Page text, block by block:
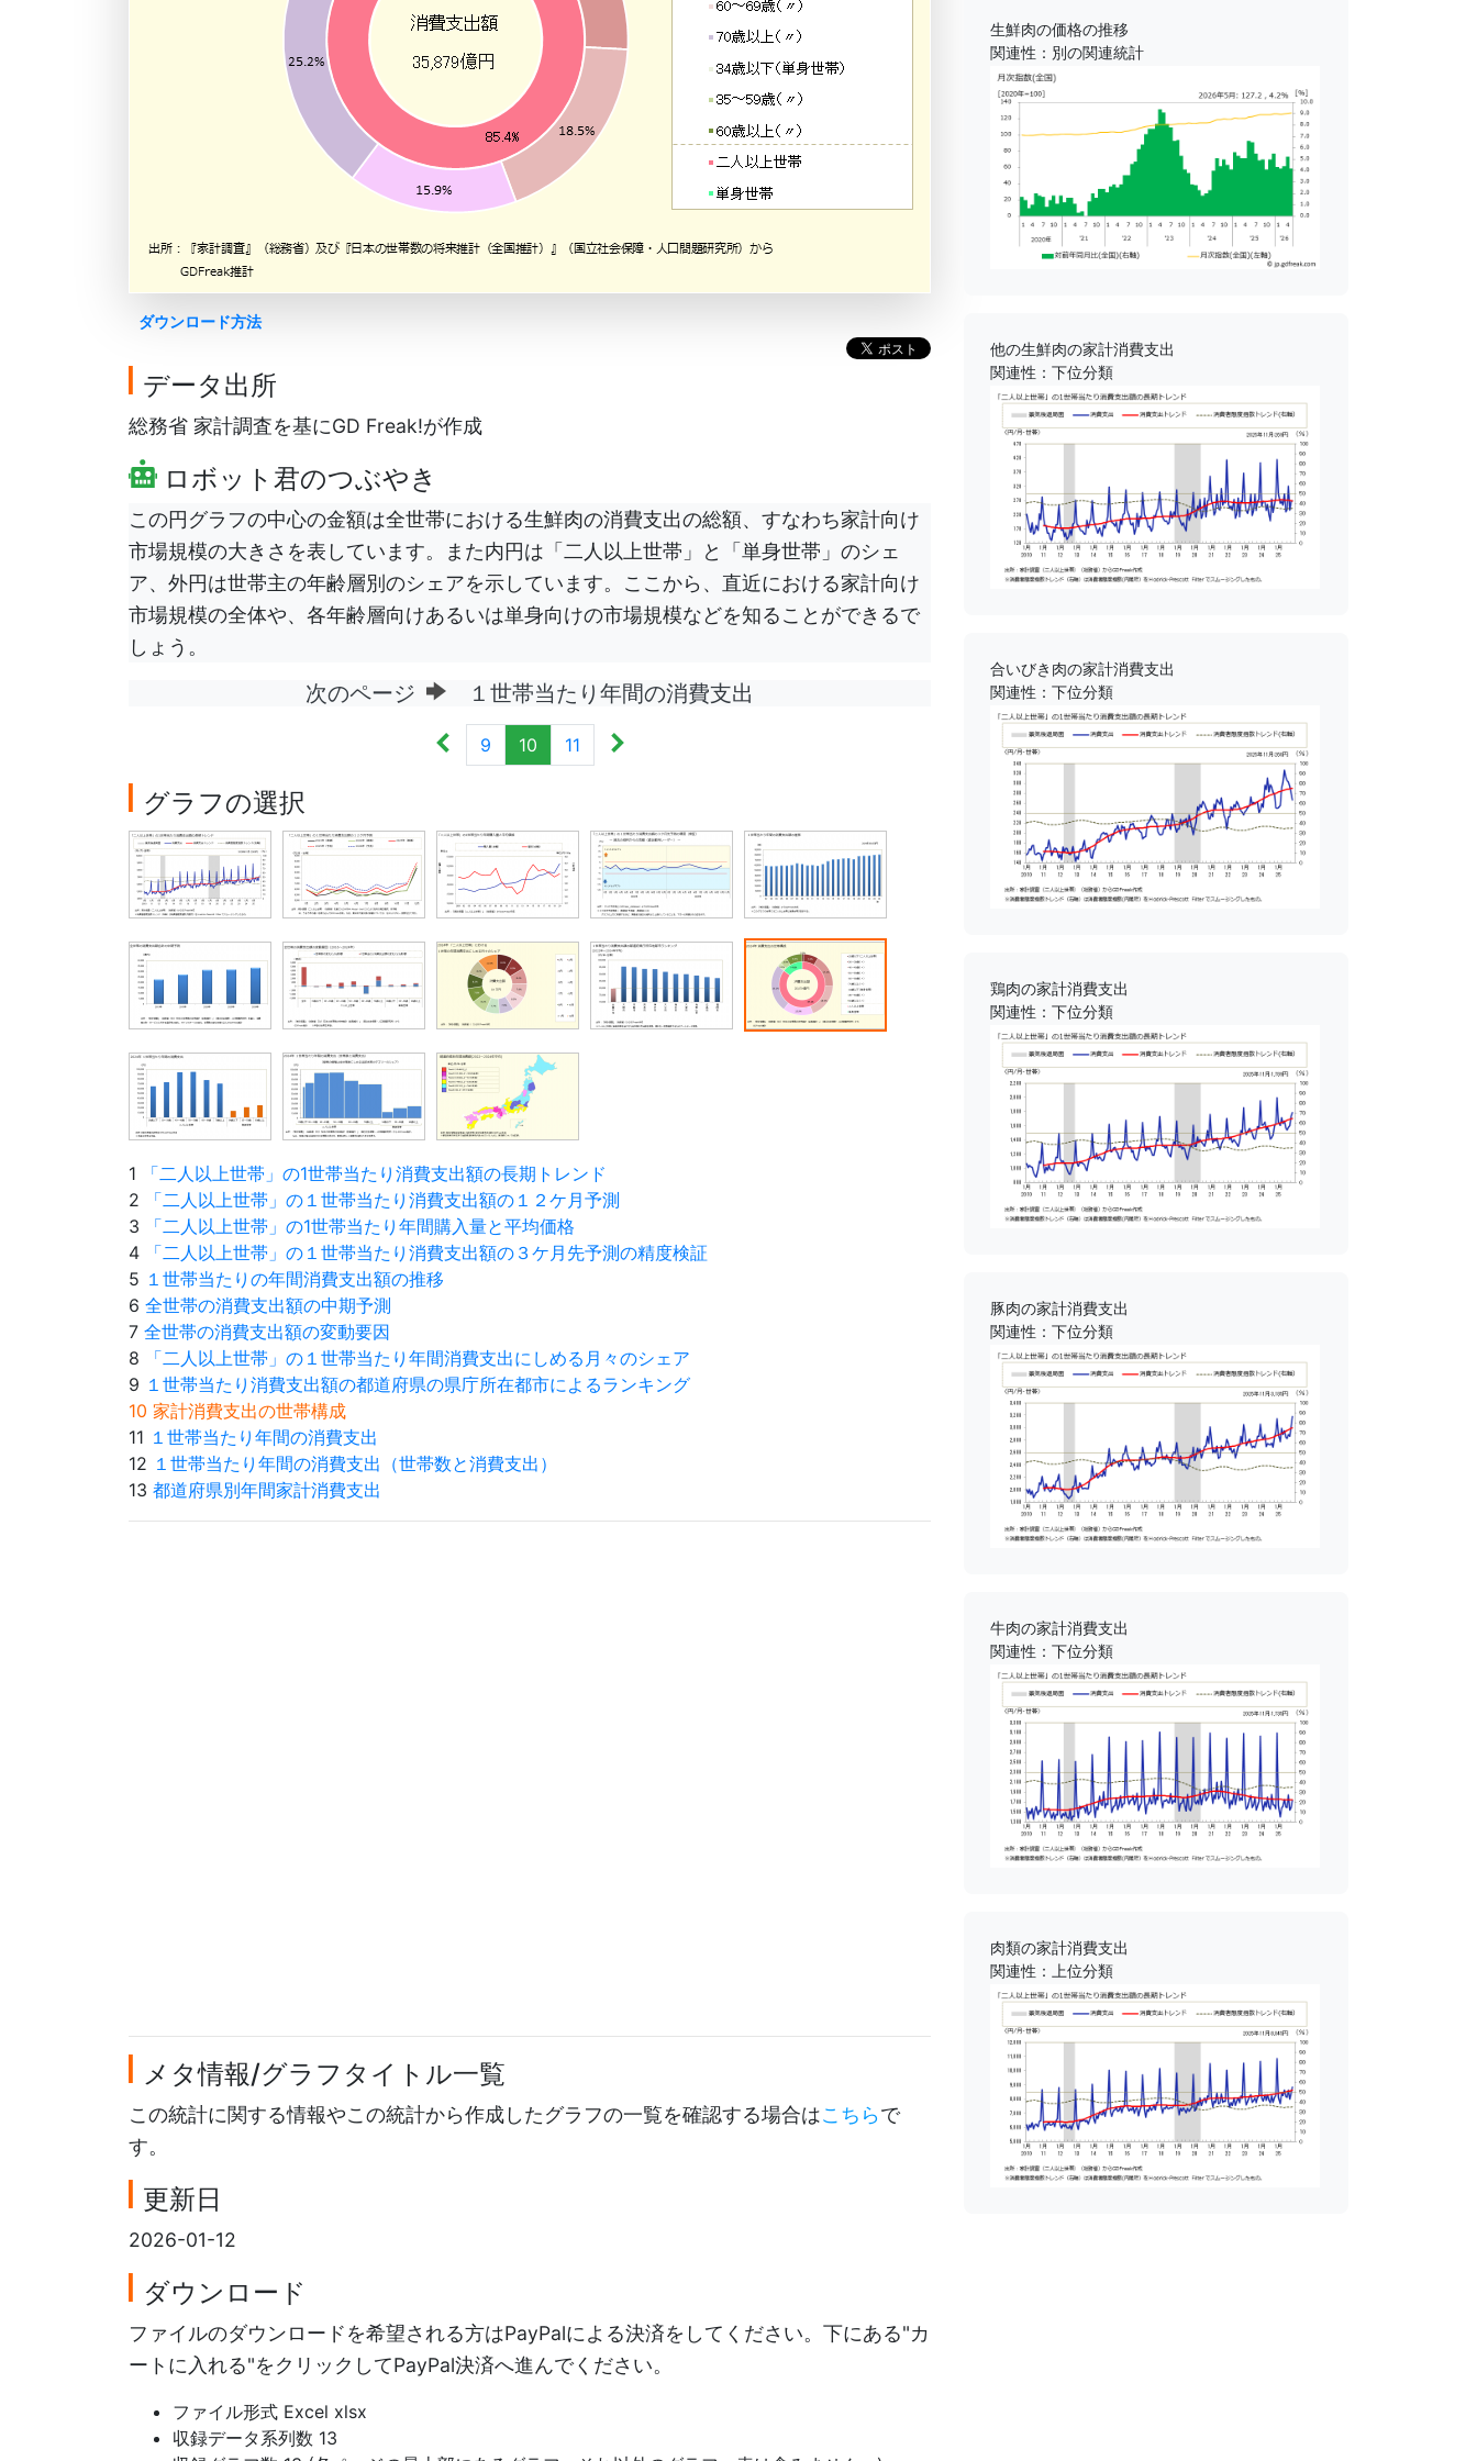
ダウンロード方法
データ出所
総務省 家計調査を基にGD Freak!が作成
ロボット君のつぶやき
この円グラフの中心の金額は全世帯における生鮮肉の消費支出の総額、すなわち家計向け
市場規模の大きさを表しています。また内円は「二人以上世帯」と「単身世帯」のシェ
ア、外円は世帯主の年齢層別のシェアを示しています。ここから、直近における家計向け
市場規模の全体や、各年齢層向けあるいは単身向けの市場規模などを知ることができるで
しょう。
次のページ １世帯当たり年間の消費支出
9 10 11
グラフの選択
1
「二人以上世帯」の1世帯当たり消費支出額の長期トレンド
2
「二人以上世帯」の１世帯当たり消費支出額の１２ケ月予測
3
「二人以上世帯」の1世帯当たり年間購入量と平均価格
4
「二人以上世帯」の１世帯当たり消費支出額の３ケ月先予測の精度検証
5 １世帯当たりの年間消費支出額の推移
6 全世帯の消費支出額の中期予測
7 全世帯の消費支出額の変動要因
8
「二人以上世帯」の１世帯当たり年間消費支出にしめる月々のシェア
9 １世帯当たり消費支出額の都道府県の県庁所在都市によるランキング
10 家計消費支出の世帯構成
11 １世帯当たり年間の消費支出
12 １世帯当たり年間の消費支出（世帯数と消費支出）
13 都道府県別年間家計消費支出
メタ情報/グラフタイトル一覧
この統計に関する情報やこの統計から作成したグラフの一覧を確認する場合はこちらで
す。
更新日
2026-01-12
ダウンロード
ファイルのダウンロードを希望される方はPayPalによる決済をしてください。下にある"カ
ートに入れる"をクリックしてPayPal決済へ進んでください。
ファイル形式 Excel xlsx
収録データ系列数 13
生鮮肉の価格の推移
関連性：別の関連統計
他の生鮮肉の家計消費支出
関連性：下位分類
合いびき肉の家計消費支出
関連性：下位分類
鶏肉の家計消費支出
関連性：下位分類
豚肉の家計消費支出
関連性：下位分類
牛肉の家計消費支出
関連性：下位分類
肉類の家計消費支出
関連性：上位分類